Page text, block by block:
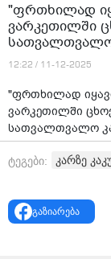
"ფრთხილად
ვარკეთილში
სათვალთვალო
12:22 / 11-12-2025
"ფრთხილად
ვარკეთილში
სათვალთვალო
ტეგები: კარზე
გაზიარება